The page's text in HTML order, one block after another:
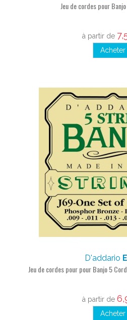
Jeu de cordes pour
à partir de
Acheter
D'addario
Jeu de cordes pour pour Banjo 5
à partir de
Acheter